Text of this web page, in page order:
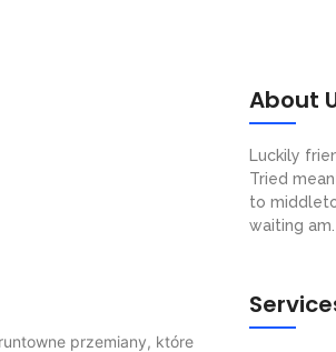
przemiany, które
About
Luckily
Tried
to
waiting